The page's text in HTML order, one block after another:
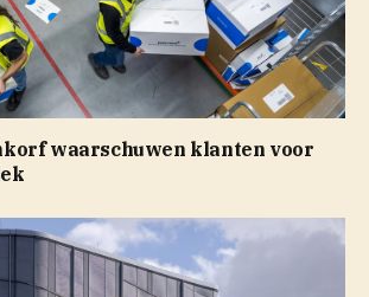
waarschuwen klanten voor